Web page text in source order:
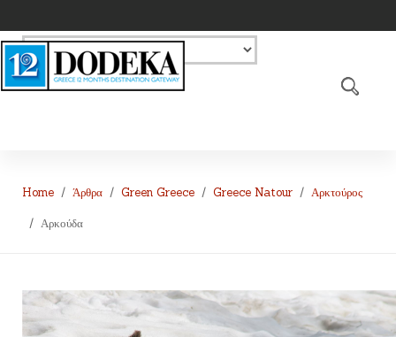
Home Άρθρα Green Greece Greece Natour Αρκτούρος
Αρκούδα